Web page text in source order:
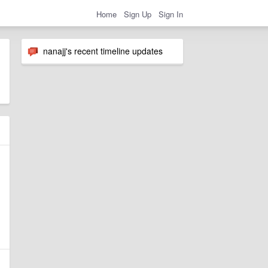
Home Sign Up Sign In
nanajj's recent timeline updates